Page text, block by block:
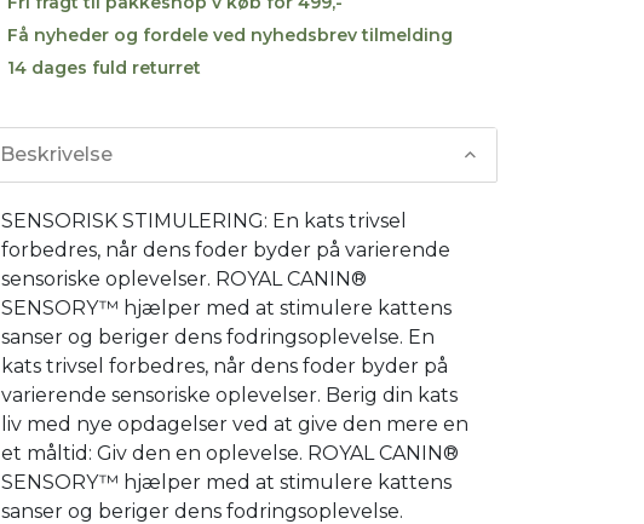
Få nyheder og fordele ved nyhedsbrev tilmelding
14 dages fuld returret
Beskrivelse
SENSORISK STIMULERING: En kats trivsel
forbedres, når dens foder byder på varierende
sensoriske oplevelser. ROYAL CANIN®
SENSORY™ hjælper med at stimulere kattens
sanser og beriger dens fodringsoplevelse. En
kats trivsel forbedres, når dens foder byder på
varierende sensoriske oplevelser. Berig din kats
liv med nye opdagelser ved at give den mere en
et måltid: Giv den en oplevelse. ROYAL CANIN®
SENSORY™ hjælper med at stimulere kattens
sanser og beriger dens fodringsoplevelse.